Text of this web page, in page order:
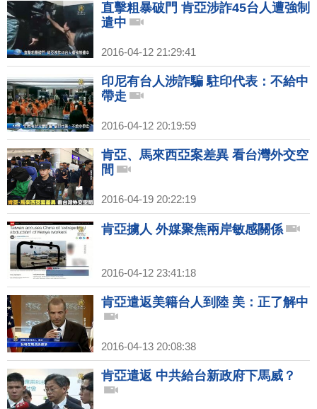
直擊粗暴破門 肯亞涉詐45台人遭強制
遣中
2016-04-12 21:29:41
印尼有台人涉詐騙 駐印代表：不給中
帶走
2016-04-12 20:19:59
肯亞、馬來西亞案差異 看台灣外交空
間
2016-04-19 20:22:19
肯亞擄人 外媒聚焦兩岸敏感關係
2016-04-12 23:41:18
肯亞遣返美籍台人到陸 美：正了解中
2016-04-13 20:08:38
肯亞遣返 中共給台新政府下馬威？